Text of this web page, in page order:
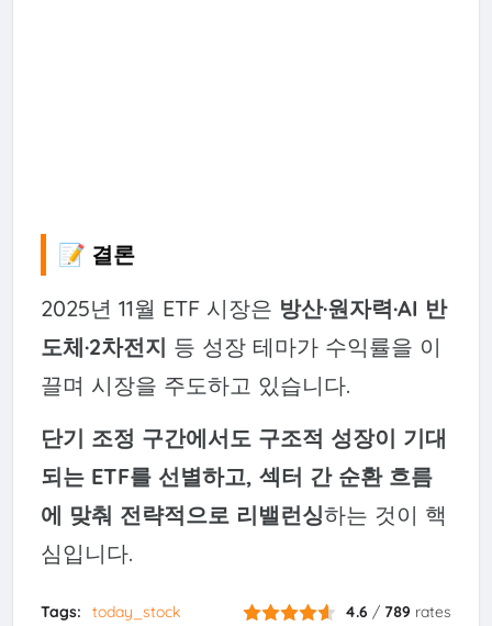
📝 결론
2025년 11월 ETF 시장은 방산·원자력·AI 반
도체·2차전지 등 성장 테마가 수익률을 이
끌며 시장을 주도하고 있습니다.
단기 조정 구간에서도 구조적 성장이 기대
되는 ETF를 선별하고, 섹터 간 순환 흐름
에 맞춰 전략적으로 리밸런싱하는 것이 핵
심입니다.
Tags: today_stock 4.6 / 789 rates